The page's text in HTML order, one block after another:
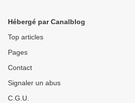
Hébergé par Canalblog
Top articles
Pages
Contact
Signaler un abus
C.G.U.